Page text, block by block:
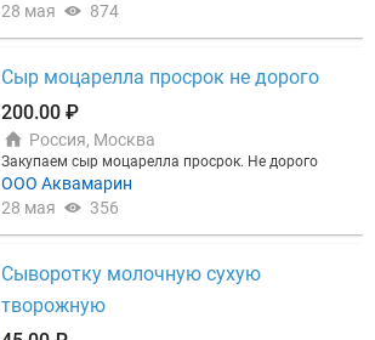
28 мая
874
Сыр моцарелла просрок не дорого
200.00 ₽
Россия, Москва
Закупаем сыр моцарелла просрок. Не дорого
ООО Аквамарин
28 мая
356
Сыворотку молочную сухую
творожную